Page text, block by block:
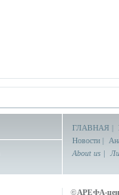
ГЛАВНАЯ |
Новости |
About us |
©АРЕФА-